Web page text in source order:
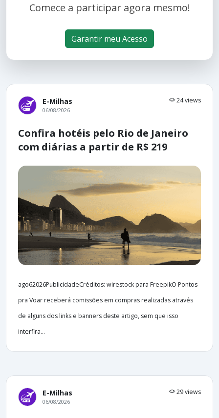
Comece a participar agora mesmo!
Garantir meu Acesso
E-Milhas 24 views
06/08/2026
Confira hotéis pelo Rio de Janeiro
com diárias a partir de R$ 219
ago62026PublicidadeCréditos: wirestock para FreepikO Pontos
pra Voar receberá comissões em compras realizadas através
de alguns dos links e banners deste artigo, sem que isso
interfira...
E-Milhas 29 views
06/08/2026